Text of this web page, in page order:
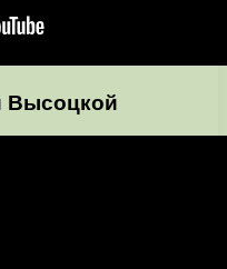
Высоцкой